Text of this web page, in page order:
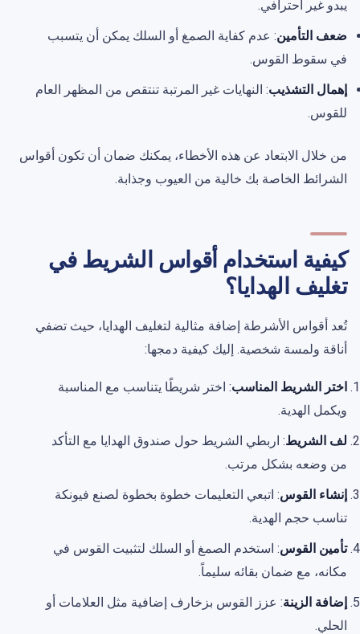
يبدو غير احترافي.
ضعف التأمين: عدم كفاية الصمغ أو السلك يمكن أن يتسبب
في سقوط القوس.
إهمال التشذيب: النهايات غير المرتبة تنتقص من المظهر العام
للقوس.
من خلال الابتعاد عن هذه الأخطاء، يمكنك ضمان أن تكون أقواس
الشرائط الخاصة بك خالية من العيوب وجذابة.
كيفية استخدام أقواس الشريط في
تغليف الهدايا؟
تُعد أقواس الأشرطة إضافة مثالية لتغليف الهدايا، حيث تضفي
أناقة ولمسة شخصية. إليك كيفية دمجها:
اختر الشريط المناسب: اختر شريطًا يتناسب مع المناسبة
ويكمل الهدية.
لف الشريط: اربطي الشريط حول صندوق الهدايا مع التأكد
من وضعه بشكل مرتب.
إنشاء القوس: اتبعي التعليمات خطوة بخطوة لصنع فيونكة
تناسب حجم الهدية.
تأمين القوس: استخدم الصمغ أو السلك لتثبيت القوس في
مكانه، مع ضمان بقائه سليماً.
إضافة الزينة: عزز القوس بزخارف إضافية مثل العلامات أو
الحلي.